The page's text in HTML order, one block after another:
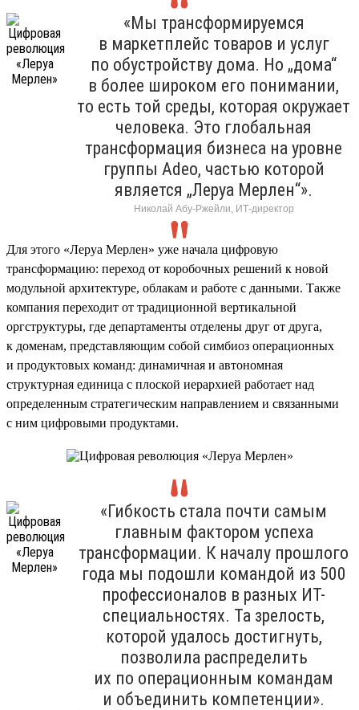
«Мы трансформируемся
в маркетплейс товаров и услуг
по обустройству дома. Но „дома“
в более широком его понимании,
то есть той среды, которая окружает
человека. Это глобальная
трансформация бизнеса на уровне
группы Adeo, частью которой
является „Леруа Мерлен“».
Николай Абу-Ржейли, ИТ-директор
Для этого «Леруа Мерлен» уже начала цифровую
трансформацию: переход от коробочных решений к новой
модульной архитектуре, облакам и работе с данными. Также
компания переходит от традиционной вертикальной
оргструктуры, где департаменты отделены друг от друга,
к доменам, представляющим собой симбиоз операционных
и продуктовых команд: динамичная и автономная
структурная единица с плоской иерархией работает над
определенным стратегическим направлением и связанными
с ним цифровыми продуктами.
«Гибкость стала почти самым
главным фактором успеха
трансформации. К началу прошлого
года мы подошли командой из 500
профессионалов в разных ИТ-
специальностях. Та зрелость,
которой удалось достигнуть,
позволила распределить
их по операционным командам
и объединить компетенции».